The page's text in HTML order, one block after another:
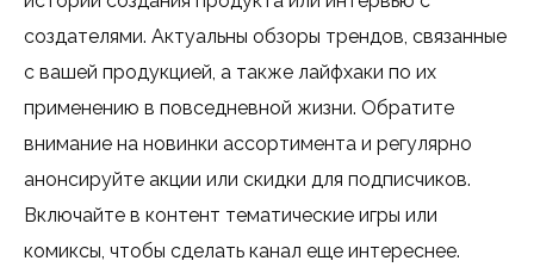
создателями. Актуальны обзоры трендов, связанные
с вашей продукцией, а также лайфхаки по их
применению в повседневной жизни. Обратите
внимание на новинки ассортимента и регулярно
анонсируйте акции или скидки для подписчиков.
Включайте в контент тематические игры или
комиксы, чтобы сделать канал еще интереснее.